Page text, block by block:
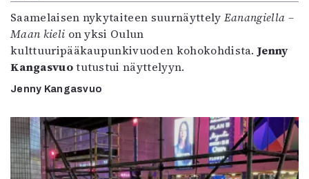
Saamelaisen nykytaiteen suurnäyttely Eanangiella –
Maan kieli on yksi Oulun
kulttuuripääkaupunkivuoden kohokohdista.Jenny
Kangasvuotutustui näyttelyyn.
Jenny Kangasvuo